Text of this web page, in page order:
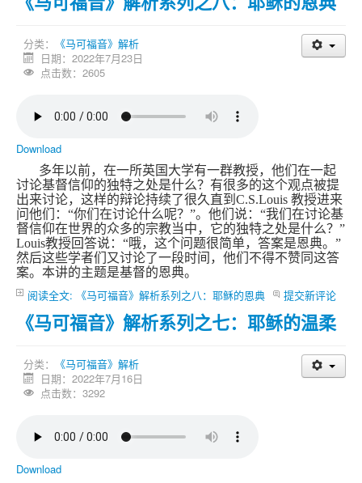
分类：
《马可福音》解析
日期：2022年7月23日
点击数：2605
Download
多年以前，在一所英国大学有一群教授，他们在一起
讨论基督信仰的独特之处是什么？有很多的这个观点被提
出来讨论，这样的辩论持续了很久直到 C.S.Louis 教授进来
问他们：“你们在讨论什么呢？”。他们说：“我们在讨论基
督信仰在世界的众多的宗教当中，它的独特之处是什么？”
Louis教授回答说：“哦，这个问题很简单，答案是恩典。”
然后这些学者们又讨论了一段时间，他们不得不赞同这答
案。本讲的主题是基督的恩典。
阅读全文: 《马可福音》解析系列之八：耶稣的恩典 提交新评论
《马可福音》解析系列之七：耶稣的温柔
分类：
《马可福音》解析
日期：2022年7月16日
点击数：3292
Download